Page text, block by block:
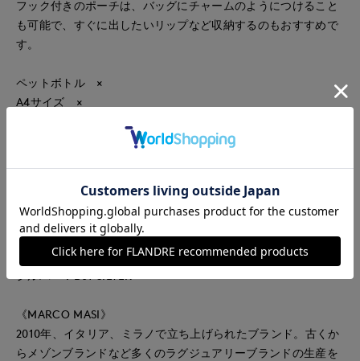
フック付きのポーチは、バッグにチャームのようにつけること
も可能で、すぐに出したいリップなど収納するのもおすすめで
す。
ペットボトル ×
A4サイズ ×
ブルー：30BLUE
イエロー：16YELLOW
オレンジ：19ORANGE
ブラック：NERO
《MARCO MASI》
2010年、イタリア、ミラノで立ち上げられたブランド。古くか
らメゾンブランドなど多くのラグジュアリーブランドの生産を